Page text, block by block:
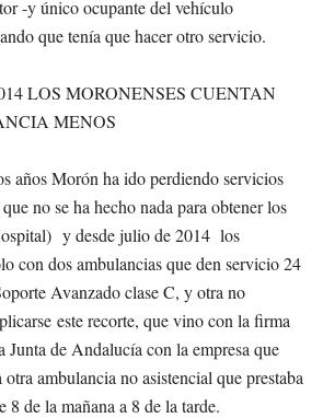
-y único ocupante del vehículo
que tenía que hacer otro servicio.
LOS MORONENSES CUENTAN
MENOS
años Morón ha ido perdiendo servicios
no se ha hecho nada para obtener los
y desde julio de 2014 los
con dos ambulancias que den servicio 24
Avanzado clase C, y otra no
este recorte, que vino con la firma
Junta de Andalucía con la empresa que
ambulancia no asistencial que prestaba
8 de la mañana a 8 de la tarde.